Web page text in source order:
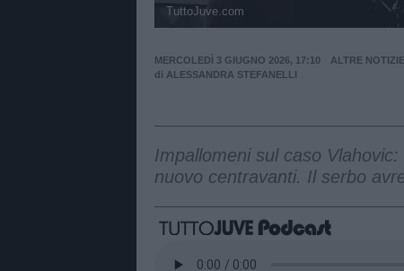
TuttoJuve.com
MERCOLEDÌ 3 GIUGNO 2026, 17:10
ALTRE NOTIZIE
di ALESSANDRA STEFANELLI
Impallomeni sul caso
nuovo centravanti. Il serbo